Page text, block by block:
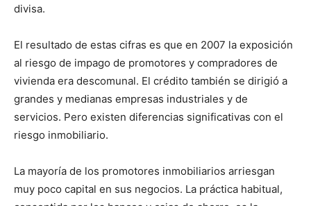
divisa.
El resultado de estas cifras es que en 2007 la exposición
al riesgo de impago de promotores y compradores de
vivienda era descomunal. El crédito también se dirigió a
grandes y medianas empresas industriales y de
servicios. Pero existen diferencias significativas con el
riesgo inmobiliario.
La mayoría de los promotores inmobiliarios arriesgan
muy poco capital en sus negocios. La práctica habitual,